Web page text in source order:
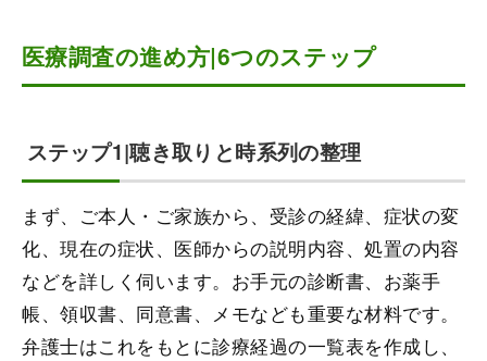
医療調査の進め方|6つのステップ
ステップ1|聴き取りと時系列の整理
まず、ご本人・ご家族から、受診の経緯、症状の変
化、現在の症状、医師からの説明内容、処置の内容
などを詳しく伺います。お手元の診断書、お薬手
帳、領収書、同意書、メモなども重要な材料です。
弁護士はこれをもとに診療経過の一覧表を作成し、